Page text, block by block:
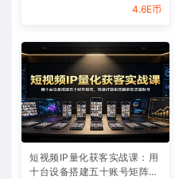
4.6E币
短视频IP量化获客实战课：用
十台设备搭建五十账号矩阵，